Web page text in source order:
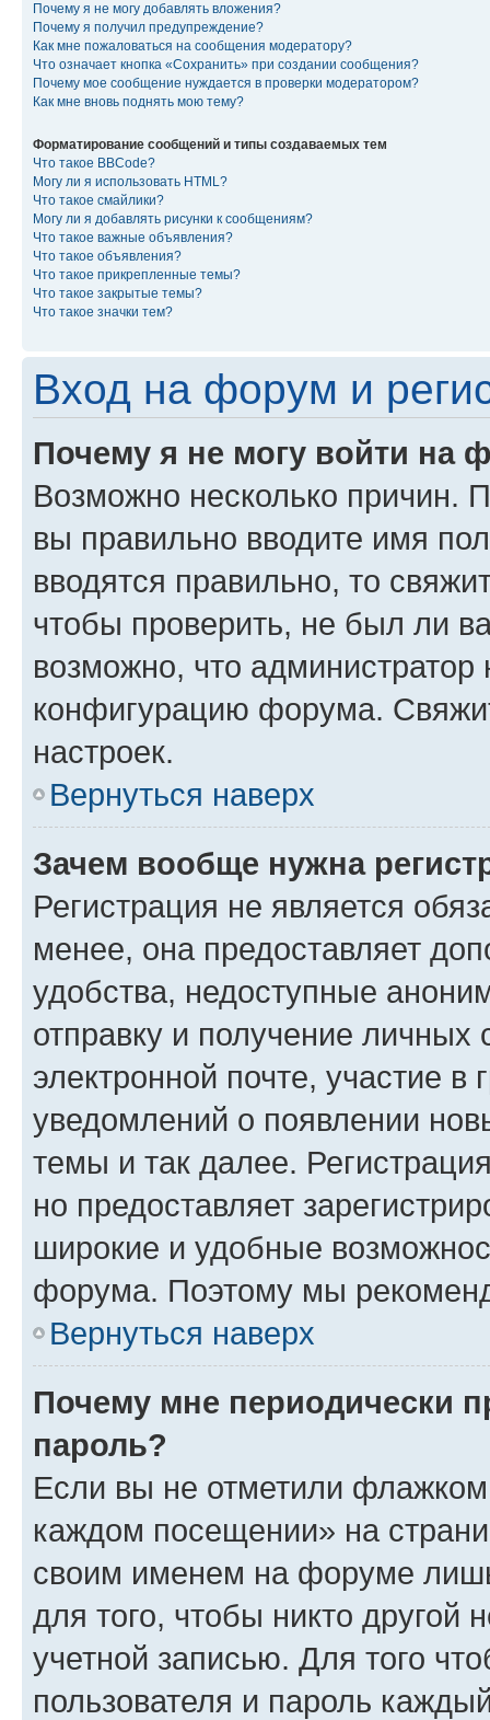
Почему я не могу добавлять вложения?
Почему я получил предупреждение?
Как мне пожаловаться на сообщения модератору?
Что означает кнопка «Сохранить» при создании сообщения?
Почему мое сообщение нуждается в проверки модератором?
Как мне вновь поднять мою тему?
Форматирование сообщений и типы создаваемых тем
Что такое BBCode?
Могу ли я использовать HTML?
Что такое смайлики?
Могу ли я добавлять рисунки к сообщениям?
Что такое важные объявления?
Что такое объявления?
Что такое прикрепленные темы?
Что такое закрытые темы?
Что такое значки тем?
Вход на форум и
Почему я не могу войти на
Возможно несколько причин.
вы правильно вводите имя
вводятся правильно, то
чтобы проверить, не был ли
возможно, что администратор
конфигурацию форума.
настроек.
Вернуться наверх
Зачем вообще нужна
Регистрация не является
менее, она предоставляет
удобства, недоступные
отправку и получение
электронной почте, участие в
уведомлений о появлении
темы и так далее.
но предоставляет
широкие и удобные
форума. Поэтому мы
Вернуться наверх
Почему мне периодически
пароль?
Если вы не отметили флажком
каждом посещении» на
своим именем на форуме
для того, чтобы никто другой
учетной записью. Для того
пользователя и пароль